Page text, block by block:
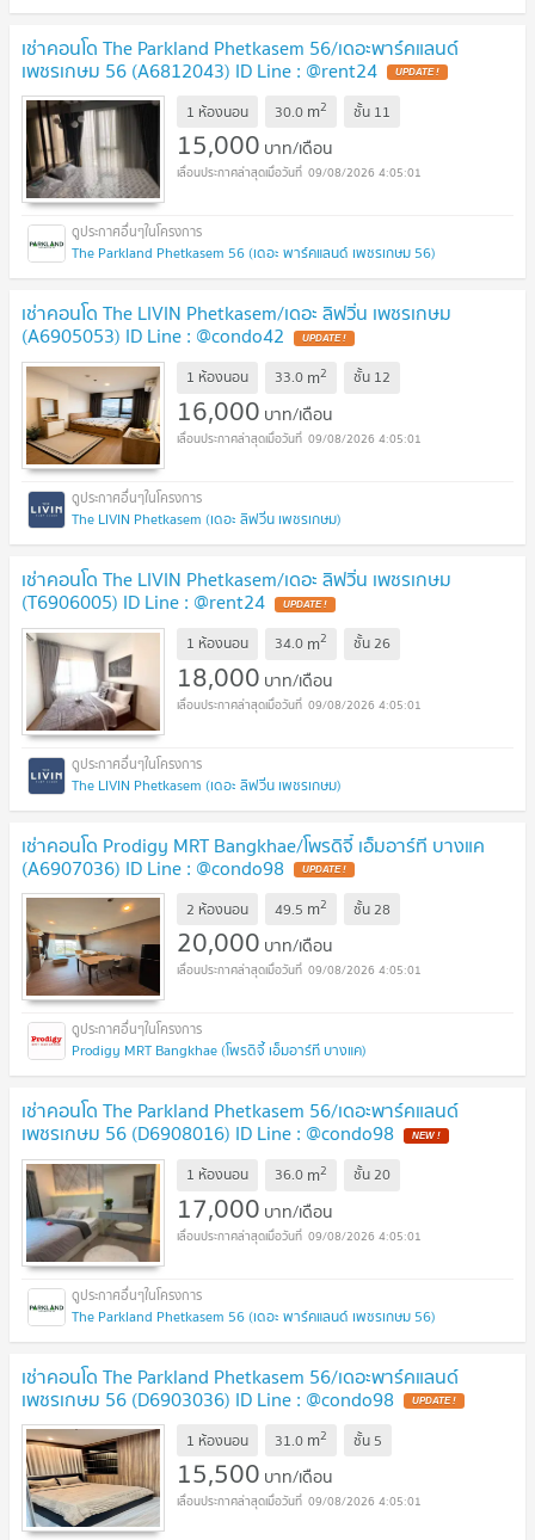
เช่าคอนโด The Parkland Phetkasem 56/เดอะพาร์คแลนด์
เพชรเกษม 56 (A6812043) ID Line : @rent24
1 ห้องนอน 30.0 m2 ชั้น 11
15,000 บาท/เดือน
09/08/2026 4:05:01
The Parkland Phetkasem 56 (เดอะ พาร์คแลนด์ เพชรเกษม 56)
เช่าคอนโด The LIVIN Phetkasem/เดอะ ลิฟวิ่น เพชรเกษม
(A6905053) ID Line : @condo42
1 ห้องนอน 33.0 m2 ชั้น 12
16,000 บาท/เดือน
09/08/2026 4:05:01
The LIVIN Phetkasem (เดอะ ลิฟวิ่น เพชรเกษม)
เช่าคอนโด The LIVIN Phetkasem/เดอะ ลิฟวิ่น เพชรเกษม
(T6906005) ID Line : @rent24
1 ห้องนอน 34.0 m2 ชั้น26
18,000 บาท/เดือน
09/08/2026 4:05:01
The LIVIN Phetkasem (เดอะ ลิฟวิ่น เพชรเกษม)
เช่าคอนโด Prodigy MRT Bangkhae/โพรดิจี้ เอ็มอาร์ที บางแค
(A6907036) ID Line : @condo98
2 ห้องนอน 49.5 m2 ชั้น28
20,000 บาท/เดือน
09/08/2026 4:05:01
Prodigy MRT Bangkhae (โพรดิจี้ เอ็มอาร์ที บางแค)
เช่าคอนโด The Parkland Phetkasem 56/เดอะพาร์คแลนด์
เพชรเกษม 56 (D6908016) ID Line : @condo98
1 ห้องนอน 36.0 m2 ชั้น20
17,000 บาท/เดือน
09/08/2026 4:05:01
The Parkland Phetkasem 56 (เดอะ พาร์คแลนด์ เพชรเกษม 56)
เช่าคอนโด The Parkland Phetkasem 56/เดอะพาร์คแลนด์
เพชรเกษม 56 (D6903036) ID Line : @condo98
1 ห้องนอน 31.0 m2 ชั้น 5
15,500 บาท/เดือน
09/08/2026 4:05:01